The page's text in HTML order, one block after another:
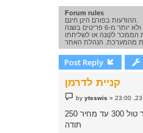
Forum rules
Post Reply
קניית לדרמן
P
o
s
t
byytsswis »23:00
250
תודה